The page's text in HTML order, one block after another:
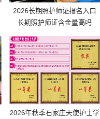
2026长期照护师证报名入口
长期照护师证含金量高吗
2026年秋季石家庄天使护士学